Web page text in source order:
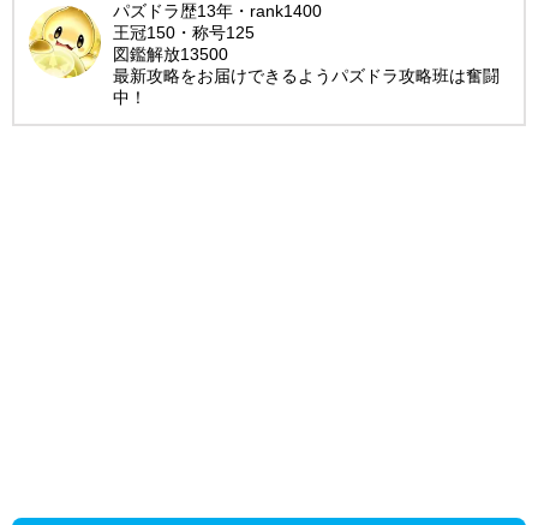
パズドラ歴13年・rank1400
王冠150・称号125
図鑑解放13500
最新攻略をお届けできるようパズドラ攻略班は奮闘
中！